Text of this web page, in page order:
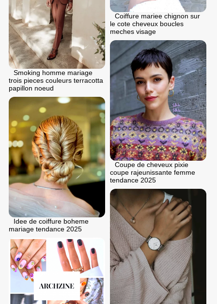
Coiffure mariee chignon sur
le cote cheveux boucles
meches visage
Smoking homme mariage
trois pieces couleurs terracotta
papillon noeud
Coupe de cheveux pixie
coupe rajeunissante femme
tendance 2025
Idee de coiffure boheme
mariage tendance 2025